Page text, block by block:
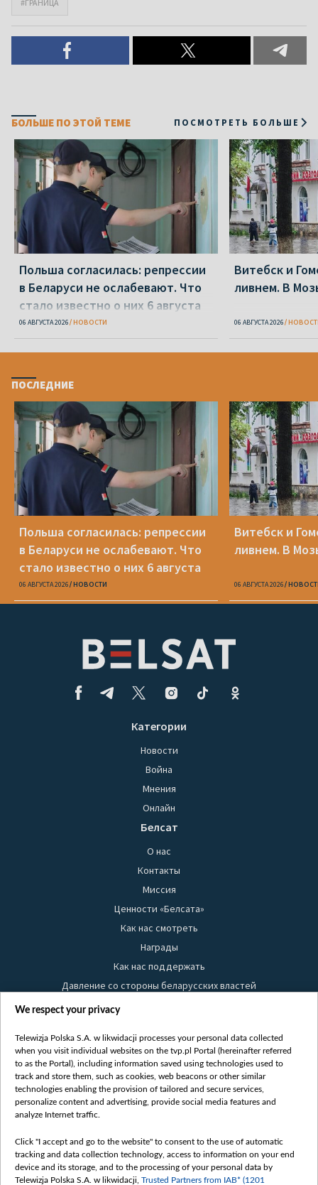
#ГРАНИЦА
БОЛЬШЕ ПО ЭТОЙ ТЕМЕ ПОСМОТРЕТЬ БОЛЬШЕ
Польша согласилась: репрессии
в Беларуси не ослабевают. Что
стало известно о них 6 августа
06 АВГУСТА 2026 НОВОСТИ
Витебск и
ливнем. В
06 АВГУСТА 2026
ПОСЛЕДНИЕ
Польша согласилась: репрессии
в Беларуси не ослабевают. Что
стало известно о них 6 августа
06 АВГУСТА 2026 НОВОСТИ
Витебск и
ливнем. В
06 АВГУСТА 2026
Категории
Новости
Война
Мнения
Онлайн
Белсат
О нас
Контакты
Миссия
Ценности «Белсата»
Как нас смотреть
Награды
Как нас поддержать
Давление со стороны беларусских властей
Правила использования материалов
Безопасность
Youtube
Белсат news
Белсат Life
Belsat English
Biełsat PL
Белсат Now
We respect your privacy
Telewizja Polska S.A. w likwidacji processes your personal data collected
when you visit individual websites on the tvp.pl Portal (hereinafter referred
to as the Portal), including information saved using technologies used to
track and store them, such as cookies, web beacons or other similar
technologies enabling the provision of tailored and secure services,
personalize content and advertising, provide social media features and
analyze Internet traffic.
Click "I accept and go to the website" to consent to the use of automatic
tracking and data collection technology, access to information on your end
device and its storage, and to the processing of your personal data by
Telewizja Polska S.A. w likwidacji, Trusted Partners from IAB* (1201